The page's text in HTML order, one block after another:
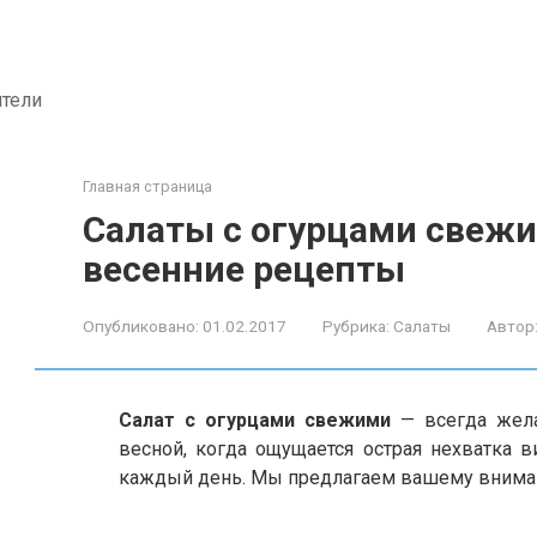
Главная страница
Салаты с огурцами
весенние рецепты
Опубликовано: 01.02.2017 Рубрика: Салаты Автор:
Салат с огурцами свежими— всегда
весной, когда ощущается острая нехватка
каждый день. Мы предлагаем вашему